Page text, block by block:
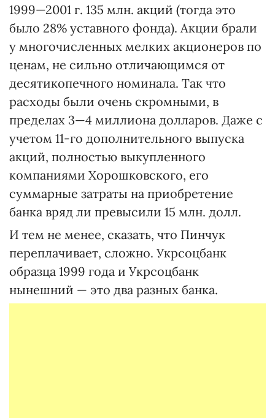
1999—2001 г. 135 млн. акций (тогда это
было 28% уставного фонда). Акции брали
у многочисленных мелких акционеров по
ценам, не сильно отличающимся от
десятикопечного номинала. Так что
расходы были очень скромными, в
пределах 3—4 миллиона долларов. Даже с
учетом 11-го дополнительного выпуска
акций, полностью выкупленного
компаниями Хорошковского, его
суммарные затраты на приобретение
банка вряд ли превысили 15 млн. долл.
И тем не менее, сказать, что Пинчук
переплачивает, сложно. Укрсоцбанк
образца 1999 года и Укрсоцбанк
нынешний — это два разных банка.